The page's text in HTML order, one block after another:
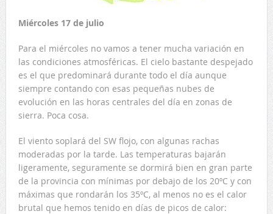
Miércoles 17 de julio
Para el miércoles no vamos a tener mucha variación en
las condiciones atmosféricas. El cielo bastante despejado
es el que predominará durante todo el día aunque
siempre contando con esas pequeñas nubes de
evolución en las horas centrales del día en zonas de
sierra. Poca cosa.
El viento soplará del SW flojo, con algunas rachas
moderadas por la tarde. Las temperaturas bajarán
ligeramente, seguramente se dormirá bien en gran parte
de la provincia con mínimas por debajo de los 20ºC y con
máximas que rondarán los 35ºC, al menos no es el calor
brutal que hemos tenido en días de picos de calor: